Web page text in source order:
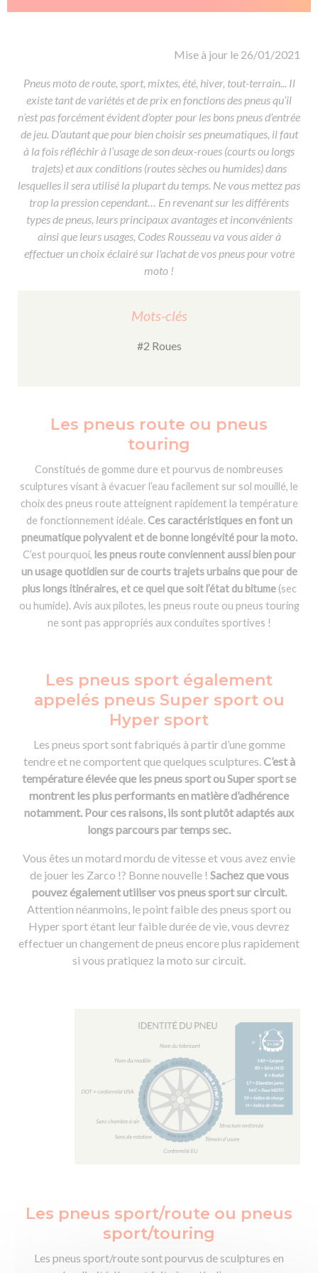
Formations pro.
Formation CACES
Devenir enseignant de la conduite
Mise à jour le 26/01/2021
Pneus moto de route, sport, mixtes, été, hiver, tout-terrain... Il
existe tant de variétés et de prix en fonctions des pneus qu’il
n’est pas forcément évident d’opter pour les bons pneus d’entrée
de jeu. D’autant que pour bien choisir ses pneumatiques, il faut
à la fois réfléchir à l’usage de son deux-roues (courts ou longs
trajets) et aux conditions (routes sèches ou humides) dans
lesquelles il sera utilisé la plupart du temps. Ne vous mettez pas
trop la pression cependant… En revenant sur les différents
types de pneus, leurs principaux avantages et inconvénients
ainsi que leurs usages, Codes Rousseau va vous aider à
effectuer un choix éclairé sur l'achat de vos pneus pour votre
moto !
Mots-clés
#2 Roues
Les pneus route ou pneus
touring
Constitués de gomme dure et pourvus de nombreuses
sculptures visant à évacuer l’eau facilement sur sol mouillé, le
choix des pneus route atteignent rapidement la température
de fonctionnement idéale. Ces caractéristiques en font un
pneumatique polyvalent et de bonne longévité pour la moto.
C’est pourquoi, les pneus route conviennent aussi bien pour
un usage quotidien sur de courts trajets urbains que pour de
plus longs itinéraires, et ce quel que soit l’état du bitume(sec
ou humide). Avis aux pilotes, les pneus route ou pneus touring
ne sont pas appropriés aux conduites sportives !
Les pneus sport également
appelés pneus Super sport ou
Hyper sport
Les pneus sport sont fabriqués à partir d’une gomme
tendre et ne comportent que quelques sculptures.C’est à
température élevée que les pneus sport ou Super sport se
montrent les plus performants en matière d’adhérence
notamment. Pour ces raisons, ils sont plutôt adaptés aux
longs parcours par temps sec.
Vous êtes un motard mordu de vitesse et vous avez envie
de jouer les Zarco !? Bonne nouvelle ! Sachez que vous
pouvez également utiliser vos pneus sport sur circuit.
Attention néanmoins, le point faible des pneus sport ou
Hyper sport étant leur faible durée de vie, vous devrez
effectuer un changement de pneus encore plus rapidement
si vous pratiquez la moto sur circuit.
Les pneus sport/route ou pneus
sport/touring
Les pneus sport/route sont pourvus de sculptures en